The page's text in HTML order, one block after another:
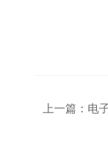
上一篇： 电